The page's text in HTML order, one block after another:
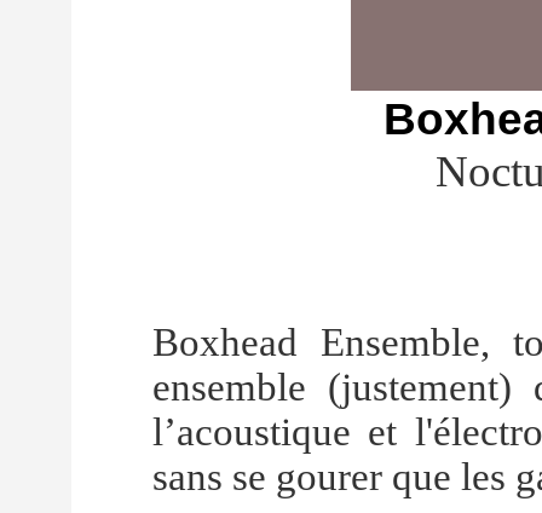
Boxhead Ensemble,
ensemble
l’acoustique et
sans se gourer que les